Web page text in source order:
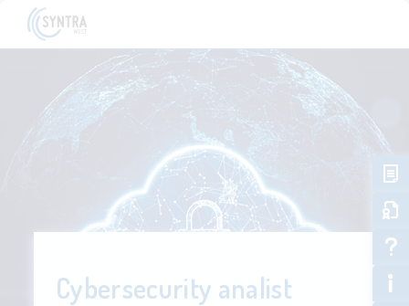
Cybersecurity analist